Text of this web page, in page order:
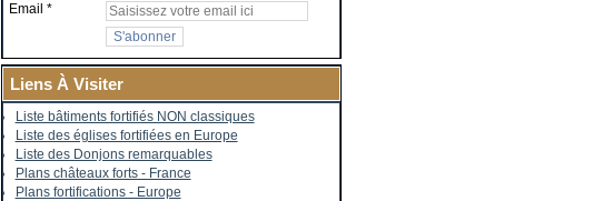
Email
Liens À Visiter
Liste bâtiments fortifiés NON classiques
Liste des églises fortifiées en Europe
Liste des Donjons remarquables
Plans châteaux forts - France
Plans fortifications - Europe